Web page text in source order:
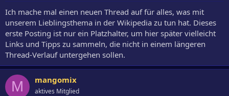
r
Ich mache mal einen neuen Thread auf für alles, was mit
unserem Lieblingsthema in der Wikipedia zu tun hat. Dieses
erste Posting ist nur ein Platzhalter, um hier später vielleicht
Links und Tipps zu sammeln, die nicht in einem längeren
Thread-Verlauf untergehen sollen.
M mangomix
aktives Mitglied